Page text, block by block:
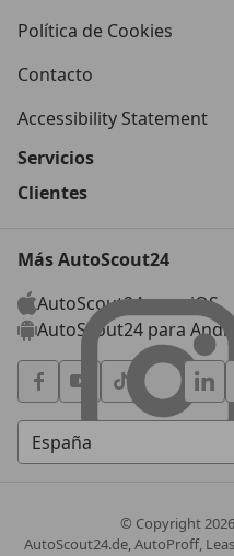
Política de Cookies
Contacto
Accessibility Statement
Servicios
Clientes
Más AutoScout24
AutoScout24 para iOS
AutoScout24 para
© Copyright2026
AutoScout24.de, AutoProff,